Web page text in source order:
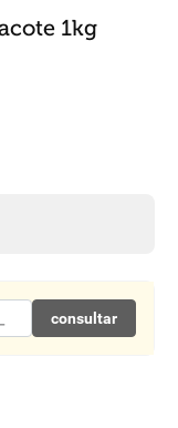
1kg
consultar